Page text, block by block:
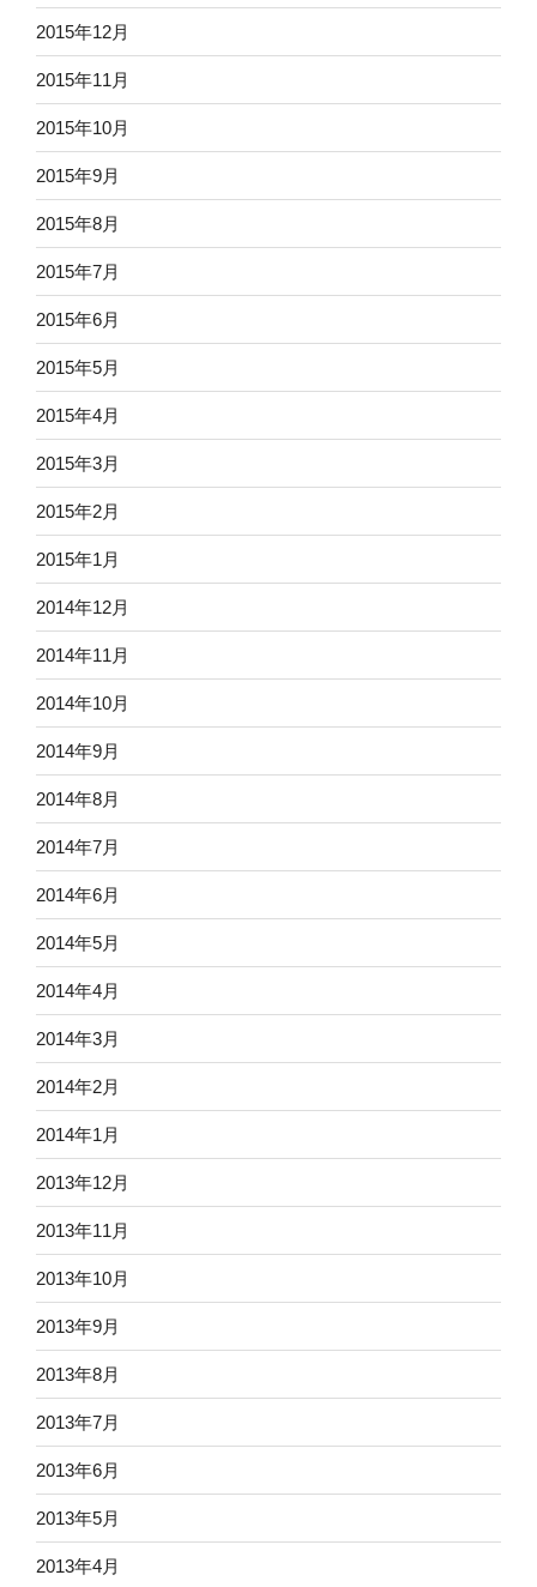
2015年12月
2015年11月
2015年10月
2015年9月
2015年8月
2015年7月
2015年6月
2015年5月
2015年4月
2015年3月
2015年2月
2015年1月
2014年12月
2014年11月
2014年10月
2014年9月
2014年8月
2014年7月
2014年6月
2014年5月
2014年4月
2014年3月
2014年2月
2014年1月
2013年12月
2013年11月
2013年10月
2013年9月
2013年8月
2013年7月
2013年6月
2013年5月
2013年4月